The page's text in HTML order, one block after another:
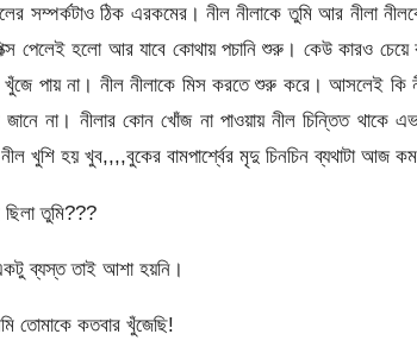
সম্পর্কটাও ঠিক এরকমের। নীল নীলাকে তুমি আর নীলা
পেলেই হলো আর যাবে কোথায় পচানি শুরু। কেউ কারও চেয়ে
খুঁজে পায় না। নীল নীলাকে মিস করতে শুরু করে। আসলেই কি
না। নীলার কোন খোঁজ না পাওয়ায় নীল চিন্তিত থাকে
খুশি হয় খুব,,,,বুকের বামপার্শ্বের মৃদু চিনচিন ব্যথাটা
তুমি???
ব্যস্ত তাই আশা হয়নি।
তোমাকে কতবার খুঁজেছি!